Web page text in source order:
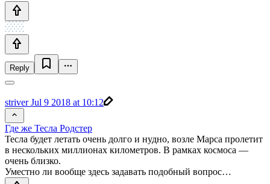
Reply
striverJul 9 2018 at 10:12
Где же Тесла Родстер
Тесла будет летать очень долго и нудно, возле Марса пролетит
в нескольких миллионах километров. В рамках космоса —
очень близко.
Уместно ли вообще здесь задавать подобный вопрос…